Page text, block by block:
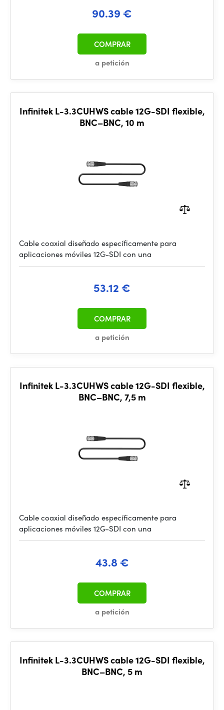
90.39 €
a petición
COMPRAR
Infinitek L-3.3CUHWS cable 12G-SDI flexible,
BNC–BNC, 10 m
Cable coaxial diseñado específicamente para
aplicaciones móviles 12G-SDI con una
53.12 €
a petición
COMPRAR
Infinitek L-3.3CUHWS cable 12G-SDI flexible,
BNC–BNC, 7,5 m
Cable coaxial diseñado específicamente para
aplicaciones móviles 12G-SDI con una
43.8 €
a petición
COMPRAR
Infinitek L-3.3CUHWS cable 12G-SDI flexible,
BNC–BNC, 5 m